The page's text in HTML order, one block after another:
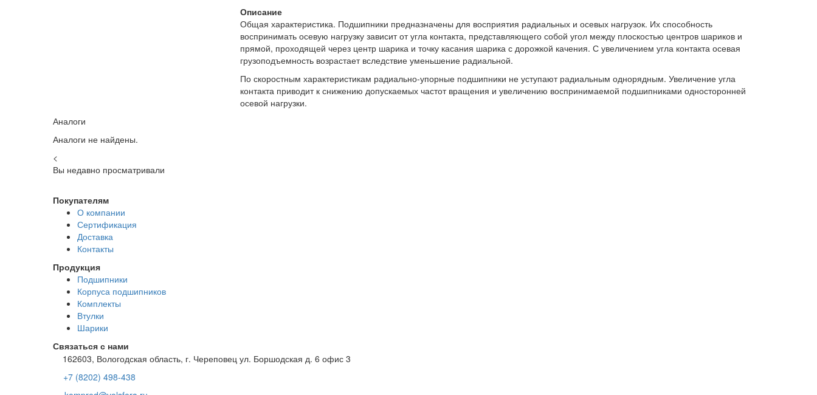
Описание
Общая характеристика. Подшипники предназначены для восприятия радиальных и осевых нагрузок. Их способность
воспринимать осевую нагрузку зависит от угла контакта, представляющего собой угол между плоскостью центров шариков и
прямой, проходящей через центр шарика и точку касания шарика с дорожкой качения. С увеличением угла контакта осевая
грузоподъемность возрастает вследствие уменьшение радиальной.
По скоростным характеристикам радиально-упорные подшипники не уступают радиальным однорядным. Увеличение угла
контакта приводит к снижению допускаемых частот вращения и увеличению воспринимаемой подшипниками односторонней
осевой нагрузки.
Аналоги
Аналоги не найдены.
<
Вы недавно просматривали
Покупателям
О компании
Сертификация
Доставка
Контакты
Продукция
Подшипники
Корпуса подшипников
Комплекты
Втулки
Шарики
Связаться с нами
162603, Вологодская область, г. Череповец ул. Боршодская д. 6 офис 3
+7 (8202) 498-438